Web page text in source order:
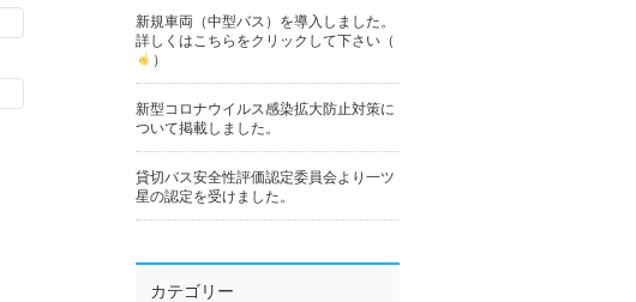
新規車両（中型バス）を導入しました。
詳しくはこちらをクリックして下さい（
）
新型コロナウイルス感染拡大防止対策に
ついて掲載しました。
貸切バス安全性評価認定委員会より一ツ
星の認定を受けました。
カテゴリー